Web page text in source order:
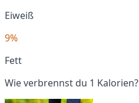
Eiweiß
9%
Fett
Wie verbrennst du 1 Kalorien?